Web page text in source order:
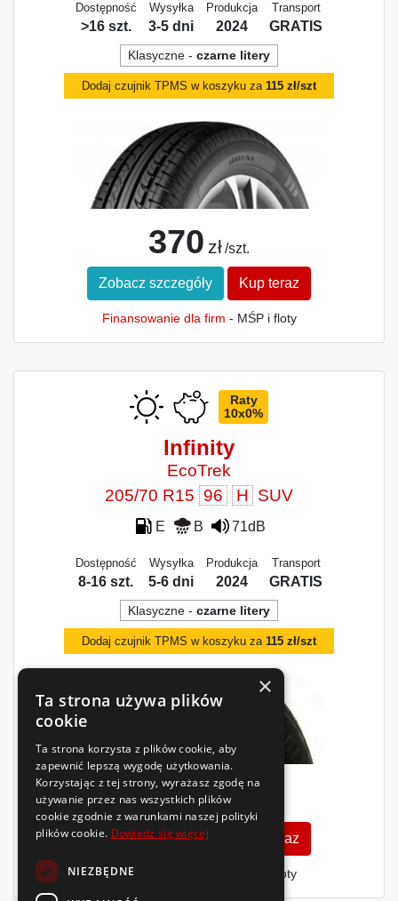
Dostępność
>16 szt.
Wysyłka
3-5 dni
Produkcja
2024
Transport
GRATIS
Klasyczne - czarne litery
Dodaj czujnik TPMS w koszyku za 115 zł/szt
370 zł /szt.
Zobacz szczegóły Kup teraz
Finansowanie dla firm - MŚP i floty
Raty
10x0%
Infinity
EcoTrek
205/70 R15 96 H SUV
E B 71dB
Dostępność
8-16 szt.
Wysyłka
5-6 dni
Produkcja
2024
Transport
GRATIS
Klasyczne - czarne litery
Dodaj czujnik TPMS w koszyku za 115 zł/szt
418 zł/szt.
Zobacz szczegóły Kup teraz
Finansowanie dla firm - MŚP i floty
×
Ta strona używa plików
cookie
Ta strona korzysta z plików cookie, aby
zapewnić lepszą wygodę użytkowania.
Korzystając z tej strony, wyrażasz zgodę na
używanie przez nas wszystkich plików
cookie zgodnie z warunkami naszej polityki
plików cookie. Dowiedz się więcej
NIEZBĘDNE